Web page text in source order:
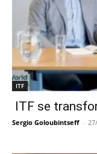
ITF
ITF se
Sergio Goloubintseff -